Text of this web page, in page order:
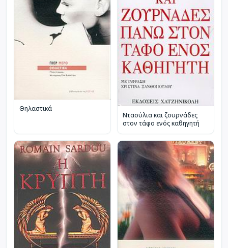
Θηλαστικά
Νταούλια και ζουρνάδες
στον τάφο ενός καθηγητή